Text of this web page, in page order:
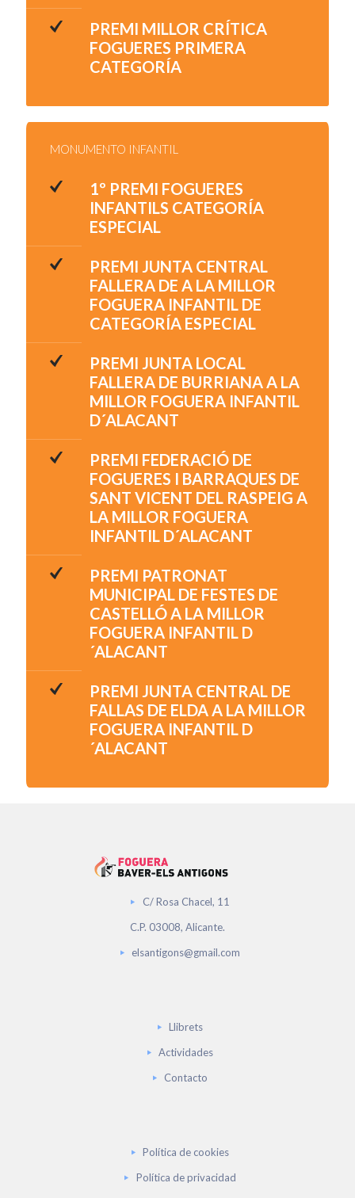
PREMI MILLOR CRÍTICA
FOGUERES PRIMERA
CATEGORÍA
MONUMENTO INFANTIL
1º PREMI FOGUERES
INFANTILS CATEGORÍA
ESPECIAL
PREMI JUNTA CENTRAL
FALLERA DE A LA MILLOR
FOGUERA INFANTIL DE
CATEGORÍA ESPECIAL
PREMI JUNTA LOCAL
FALLERA DE BURRIANA A LA
MILLOR FOGUERA INFANTIL
D´ALACANT
PREMI FEDERACIÓ DE
FOGUERES I BARRAQUES DE
SANT VICENT DEL RASPEIG A
LA MILLOR FOGUERA
INFANTIL D´ALACANT
PREMI PATRONAT
MUNICIPAL DE FESTES DE
CASTELLÓ A LA MILLOR
FOGUERA INFANTIL D
´ALACANT
PREMI JUNTA CENTRAL DE
FALLAS DE ELDA A LA MILLOR
FOGUERA INFANTIL D
´ALACANT
C/ Rosa Chacel, 11
C.P. 03008, Alicante.
elsantigons@gmail.com
Llibrets
Actividades
Contacto
Política de cookies
Política de privacidad